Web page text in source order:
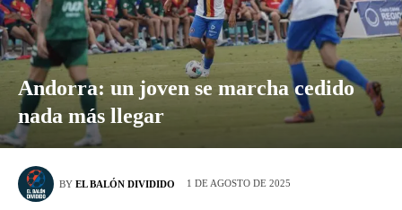
Andorra: un joven se marcha cedido
nada más llegar
BY EL BALÓN DIVIDIDO 1 DE AGOSTO DE 2025